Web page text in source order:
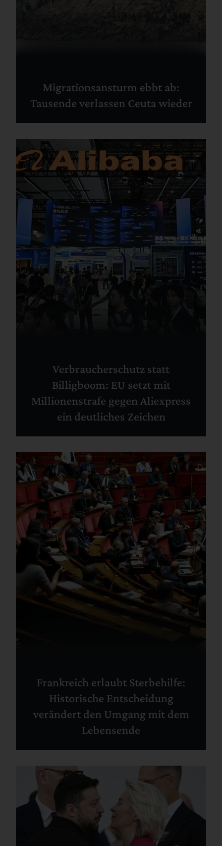
Migrationsansturm ebbt ab:
Tausende verlassen Ceuta wieder
Verbraucherschutz statt
Billigboom: EU setzt mit
Millionenstrafe gegen Aliexpress
ein deutliches Zeichen
Frankreich erlaubt Sterbehilfe:
Historische Entscheidung
verändert den Umgang mit dem
Lebensende